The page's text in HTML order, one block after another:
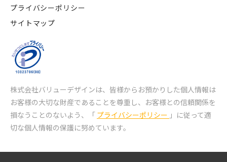
プライバシーポリシー
サイトマップ
株式会社バリューデザインは、皆様からお預かりした個人情報は
お客様の大切な財産であることを尊重し、 お客様との信頼関係を
損なうことのないよう、「 プライバシーポリシー 」に従って適
切な個人情報の保護に努めています。